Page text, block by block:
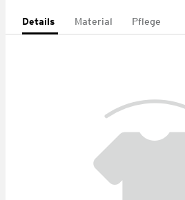
Details Material Pflege